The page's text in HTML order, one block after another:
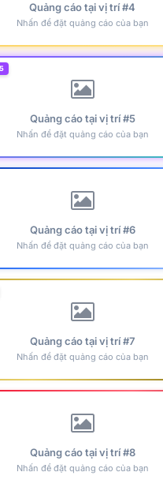
Quảng cáo tại vị trí #4
Nhấn để đặt quảng cáo của bạn
Quảng cáo tại vị trí #5
Nhấn để đặt quảng cáo của bạn
Quảng cáo tại vị trí #6
Nhấn để đặt quảng cáo của bạn
Quảng cáo tại vị trí #7
Nhấn để đặt quảng cáo của bạn
Quảng cáo tại vị trí #8
Nhấn để đặt quảng cáo của bạn